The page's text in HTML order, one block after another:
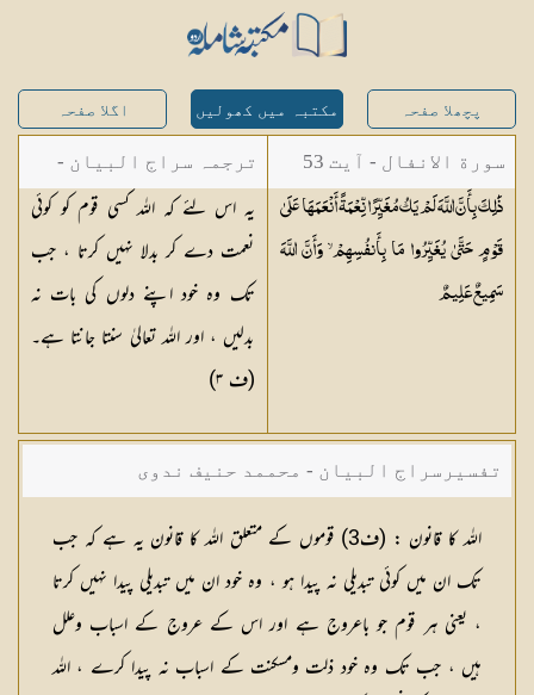
پچھلا صفحہ مکتبہ میں کھولیں اگلا صفحہ
سورة الانفال - آیت 53
ذَٰلِكَ بِأَنَّ اللَّهَ لَمْ يَكُ مُغَيِّرًا نِّعْمَةً أَنْعَمَهَا عَلَىٰ
قَوْمٍ حَتَّىٰ يُغَيِّرُوا مَا بِأَنفُسِهِمْ ۙ وَأَنَّ اللَّهَ
سَمِيعٌعَلِيمٌ
ترجمہ سراج البیان -
مستفاد از ترجمتین
شاہ عبدالقادر دھلوی/
یہ اس لئے کہ اللہ کسی قوم کو کوئی
نعمت دے کر بدلا نہیں کرتا ، جب
تک وہ خود اپنے دلوں کی بات نہ
بدلیں ، اور اللہ تعالیٰ سنتا جانتا ہے۔
(ف٣)
تفسیرسراج البیان - محممد حنیف ندوی
اللہ کا قانون : (ف3 ) قوموں کے متعلق اللہ کا قانون یہ ہے کہ جب
تک ان میں کوئی تبدیلی نہ پیدا ہو ، وہ خود ان میں تبدیلی پیدا نہیں کرتا
، یعنی ہر قوم جو باعروج ہے اور اس کے عروج کے اسباب وعلل
ہیں ، جب تک وہ خود ذلت ومسکنت کے اسباب نہ پیدا کرے ، اللہ